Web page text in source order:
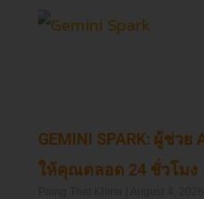
GEMINI SPARK: ผู้ช่ว
ให้คุณตลอด 24 ชั่วโมง